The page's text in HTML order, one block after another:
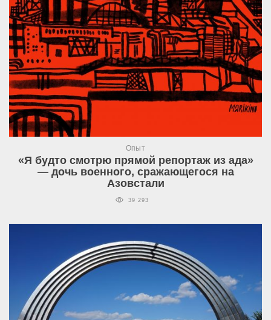
Опыт
«Я будто смотрю прямой репортаж из ада»
— дочь военного, сражающегося на
Азовстали
39 293